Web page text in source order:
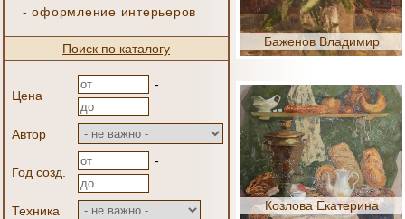
-оформление интерьеров
Поиск по каталогу
Цена
-
Автор
Год созд.
-
Техника
Баженов Владимир
Козлова Екатерина